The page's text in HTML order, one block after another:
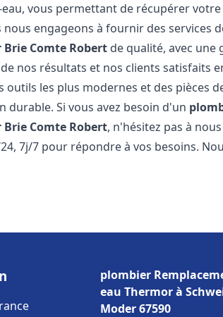
vous permettant de récupérer
engageons à fournir des services
Brie Comte Robert de qualité, avec une
nos résultats et nos clients satisfaits
outils les plus modernes et des pièces
Si vous avez besoin d'un
Brie Comte Robert, n'hésitez pas à
7j/7 pour répondre à vos besoins.
plombier
eau Thermor à
Moder 67590